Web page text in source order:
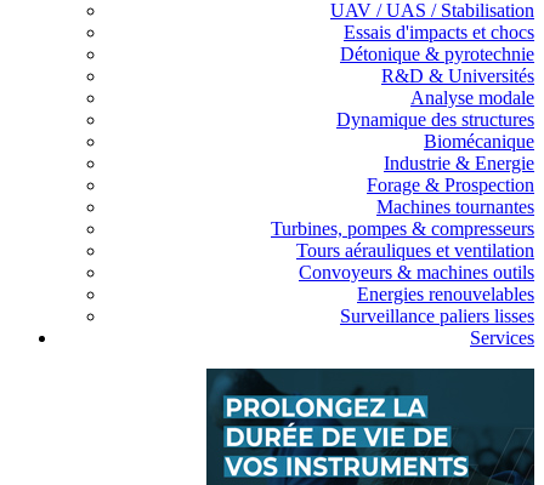
UAV / UAS / Stabilisation
Essais d'impacts et chocs
Détonique & pyrotechnie
R&D & Universités
Analyse modale
Dynamique des structures
Biomécanique
Industrie & Energie
Forage & Prospection
Machines tournantes
Turbines, pompes & compresseurs
Tours aérauliques et ventilation
Convoyeurs & machines outils
Energies renouvelables
Surveillance paliers lisses
Services